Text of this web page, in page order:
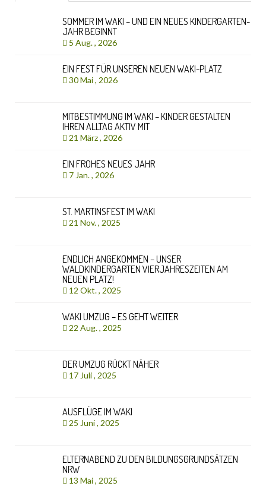
SOMMER IM WAKI – UND EIN NEUES KINDERGARTEN-
JAHR BEGINNT
5 Aug. , 2026
EIN FEST FÜR UNSEREN NEUEN WAKI-PLATZ
30 Mai , 2026
MITBESTIMMUNG IM WAKI – KINDER GESTALTEN
IHREN ALLTAG AKTIV MIT
21 März , 2026
EIN FROHES NEUES JAHR
7 Jan. , 2026
ST. MARTINSFEST IM WAKI
21 Nov. , 2025
ENDLICH ANGEKOMMEN – UNSER
WALDKINDERGARTEN VIERJAHRESZEITEN AM
NEUEN PLATZ!
12 Okt. , 2025
WAKI UMZUG – ES GEHT WEITER
22 Aug. , 2025
DER UMZUG RÜCKT NÄHER
17 Juli , 2025
AUSFLÜGE IM WAKI
25 Juni , 2025
ELTERNABEND ZU DEN BILDUNGSGRUNDSÄTZEN
NRW
13 Mai , 2025